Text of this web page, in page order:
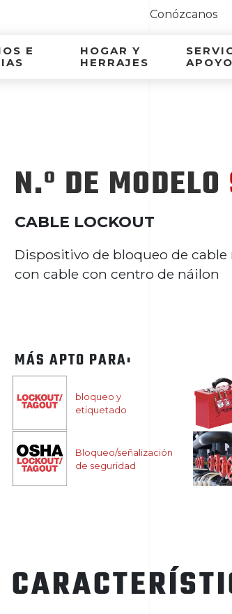
Conózcanos
E
HOGAR Y
HERRAJES
APOYO
N.º DE MODELO
CABLE LOCKOUT
Dispositivo de bloqueo de cable
con cable con centro de náilon
MÁS APTO PARA:
bloqueo y
etiquetado
Bloqueo/señalización
de seguridad